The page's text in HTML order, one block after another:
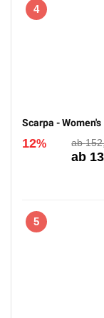
4
Scarpa -
12%
5